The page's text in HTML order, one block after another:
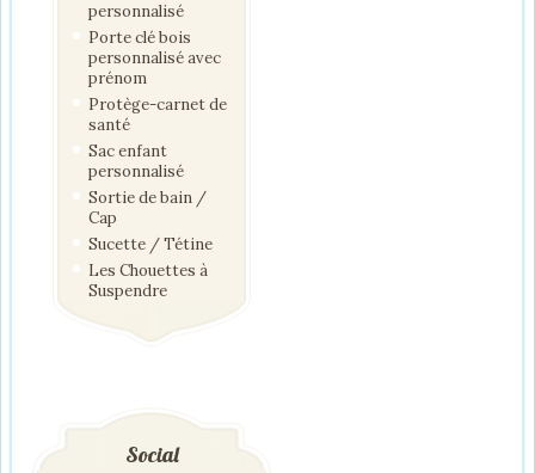
personnalisé
Porte clé bois
personnalisé avec
prénom
Protège-carnet de
santé
Sac enfant
personnalisé
Sortie de bain /
Cap
Sucette / Tétine
Les Chouettes à
Suspendre
Social